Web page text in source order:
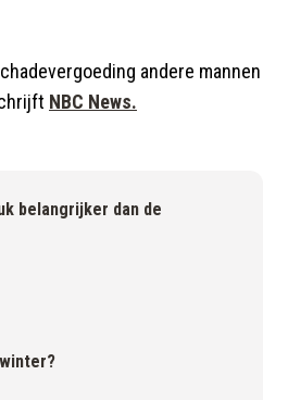
andere mannen
NBC News.
belangrijker dan de